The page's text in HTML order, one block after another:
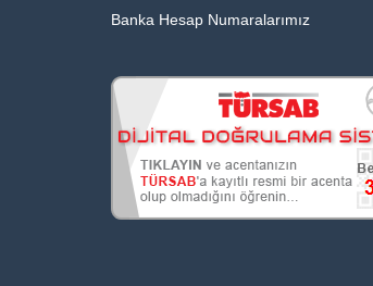
Banka Hesap Numaralarımız